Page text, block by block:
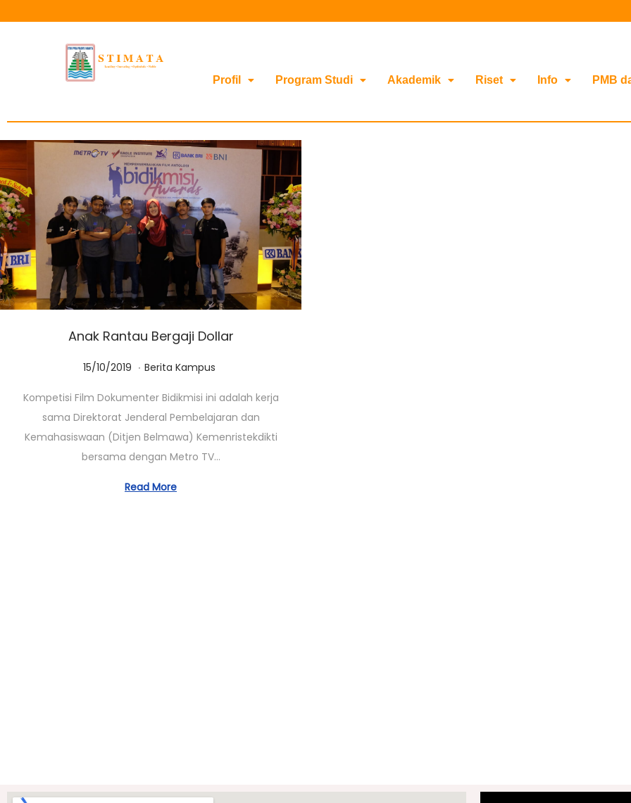
Profil Program Studi Akademik Riset Info PMB
Anak Rantau Bergaji Dollar
Posted on
15/10/2019 0
/
0
3
/
2
. Posted in
Berita Kampus
Kompetisi Film Dokumenter Bidikmisi ini adalah kerja
sama Direktorat Jenderal Pembelajaran dan
Kemahasiswaan (Ditjen Belmawa) Kemenristekdikti
bersama dengan Metro TV…
Read More